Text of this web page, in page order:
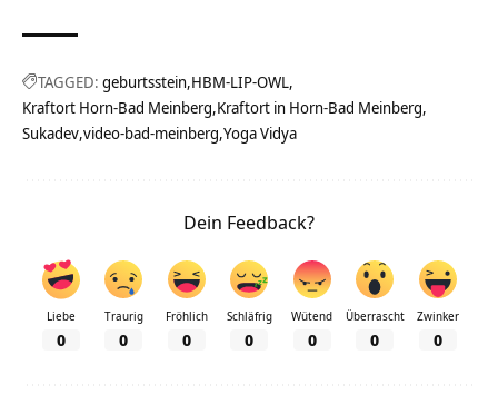
TAGGED: geburtsstein HBM-LIP-OWL
Kraftort Horn-Bad Meinberg Kraftort in Horn-Bad Meinberg
Sukadev video-bad-meinberg Yoga Vidya
Dein Feedback?
Liebe
0
Traurig
0
Fröhlich
0
Schläfrig
0
Wütend
0
Überrascht
0
Zwinker
0